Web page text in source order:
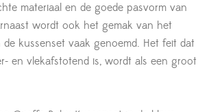
materiaal en de goede pasvorm van
wordt ook het gemak van het
kussenset vaak genoemd. Het feit dat
en vlekafstotend is, wordt als een groot